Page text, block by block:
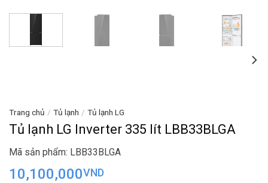
Trang chủ / Tủ lạnh / Tủ lạnh LG
Tủ lạnh LG Inverter 335 lít LBB33BLGA
Mã sản phẩm: LBB33BLGA
10,100,000VND